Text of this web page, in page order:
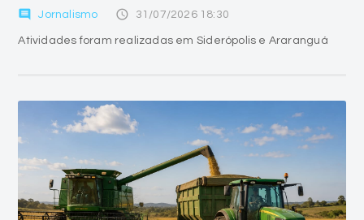
comment Jornalismo access_time 31/07/2026 18:30
Atividades foram realizadas em Siderópolis e Araranguá